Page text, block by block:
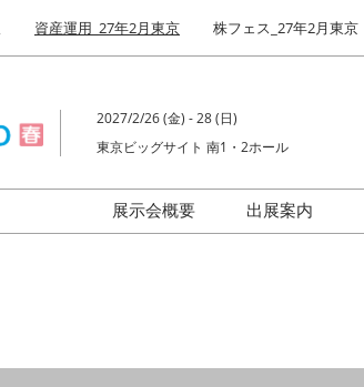
資産運用_27年2月東京 株フェス_27年2月東京
2027/2/26 (金) - 28 (日)
東京ビッグサイト 南1・2ホール
展示会概要
出展案内